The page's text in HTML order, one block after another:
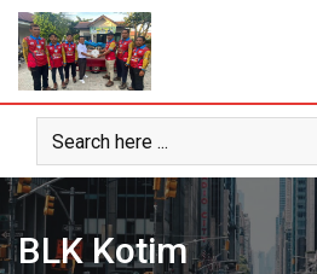
Skip
content
BLK Kotim